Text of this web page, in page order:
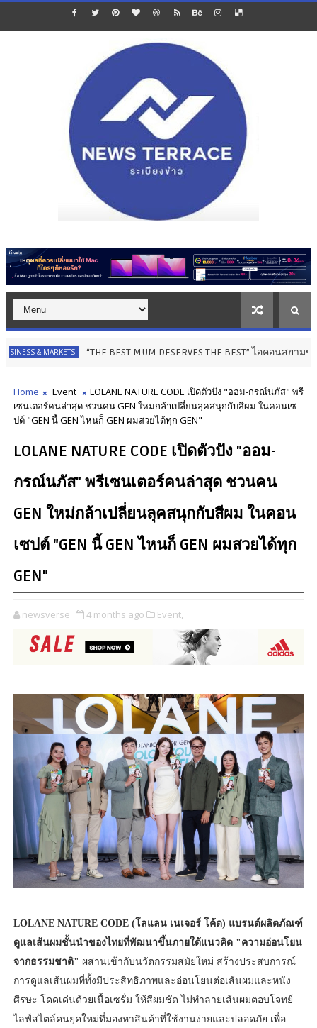
“THE BEST MUM DESERVES THE BEST” ไอคอนสยามชวนลูกเปลี่ยน
Home Event
LOLANE NATURE CODE เปิดตัวปัง "ออม-กรณ์นภัส" พรี
เซนเตอร์คนล่าสุด ชวนคน GEN ใหม่กล้าเปลี่ยนลุคสนุกกับสีผม ในคอนเซ
ปต์ "GEN นี้ GEN ไหนก็ GEN ผมสวยได้ทุก GEN"
LOLANE NATURE CODE เปิดตัวปัง "ออม-
กรณ์นภัส" พรีเซนเตอร์คนล่าสุด ชวนคน
GEN ใหม่กล้าเปลี่ยนลุคสนุกกับสีผม ในคอน
เซปต์ "GEN นี้ GEN ไหนก็ GEN ผมสวยได้ทุก
GEN"
newsverse 4 months ago Event,
LOLANE NATURE CODE (โลแลน เนเจอร์ โค้ด) แบรนด์ผลิตภัณฑ์
ดูแลเส้นผมชั้นนำของไทยที่พัฒนาขึ้นภายใต้แนวคิด "ความอ่อนโยน
จากธรรมชาติ" ผสานเข้ากับนวัตกรรมสมัยใหม่ สร้างประสบการณ์
การดูแลเส้นผมที่ทั้งมีประสิทธิภาพและอ่อนโยนต่อเส้นผมและหนัง
ศีรษะ โดดเด่นด้วยเนื้อเซรั่ม ให้สีผมชัด ไม่ทำลายเส้นผมตอบโจทย์
ไลฟ์สไตล์คนยุคใหม่ที่มองหาสินค้าที่ใช้งานง่ายและปลอดภัย เพื่อ